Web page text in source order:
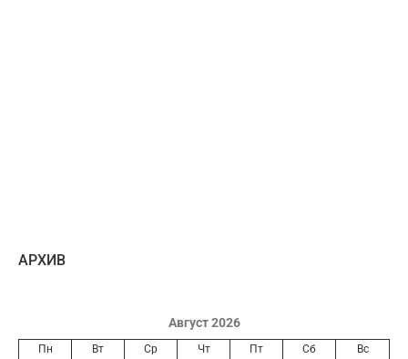
AРХИВ
Август 2026
Пн Вт Ср Чт Пт Сб Вс